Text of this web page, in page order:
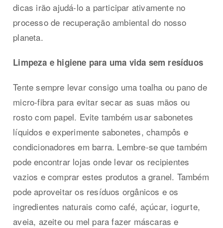
dicas irão ajudá-lo a participar ativamente no
processo de recuperação ambiental do nosso
planeta.
Limpeza e higiene para uma vida sem resíduos
Tente sempre levar consigo uma toalha ou pano de
micro-fibra para evitar secar as suas mãos ou
rosto com papel. Evite também usar sabonetes
líquidos e experimente sabonetes, champôs e
condicionadores em barra. Lembre-se que também
pode encontrar lojas onde levar os recipientes
vazios e comprar estes produtos a granel. Também
pode aproveitar os resíduos orgânicos e os
ingredientes naturais como café, açúcar, iogurte,
aveia, azeite ou mel para fazer máscaras e